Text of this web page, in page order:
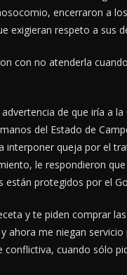
encerraron a
exigieran respeto a sus
con no atenderla
de que iría a la
del Estado de
interponer queja por el
le respondieron
están protegidos por el
y te piden comprar
ahora me niegan servicio
conflictiva, cuando sólo